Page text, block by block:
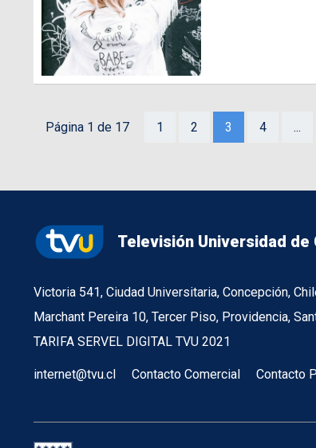
Página 1 de 17 1 2 3 4 ...
Televisión Universidad de
Victoria 541, Ciudad Universitaria, Concepción,
Marchant Pereira 10, Tercer Piso, Providencia,
TARIFA SERVEL DIGITAL TVU 2021
internet@tvu.cl Contacto Comercial Contacto